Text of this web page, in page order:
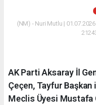
(NM) - Nuri Mutlu |
AK Parti Aksaray İl
Çeçen, Tayfur Başkan
Meclis Üyesi Mustafa